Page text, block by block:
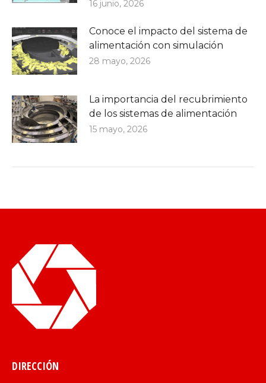
16 junio, 2026
Conoce el impacto del sistema de
alimentación con simulación
28 mayo, 2026
La importancia del recubrimiento
de los sistemas de alimentación
15 mayo, 2026
DIRECCIÓN